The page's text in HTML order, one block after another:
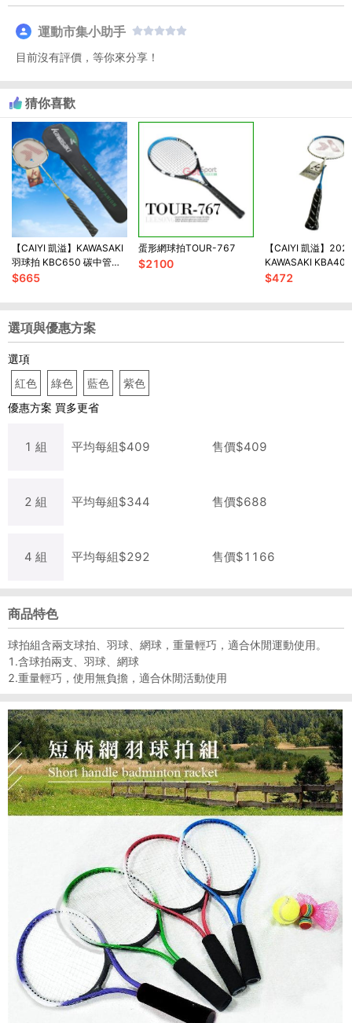
運動市集小助手
目前沒有評價，等你來分享！
猜你喜歡
【CAIYI 凱溢】KAWASAKI
羽球拍 KBC650 碳中管一
體成型超輕拍 附贈球袋
$665
蛋形網球拍TOUR-767
$2100
【CAIYI 凱溢】
KAWASAKI KBA400
K.BABY 兒童鋁羽球
$472
選項與優惠方案
選項
紅色
綠色 藍色
紫色
優惠方案 買多更省
1 組 平均每組$409 售價$409
2 組 平均每組$344 售價$688
4 組 平均每組$292 售價$1166
商品特色
球拍組含兩支球拍、羽球、網球，重量輕巧，適合休閒運動使用。
1.含球拍兩支、羽球、網球
2.重量輕巧，使用無負擔，適合休閒活動使用